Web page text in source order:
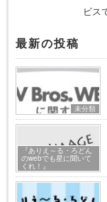
ビス
最新の投稿
未分類
『ありえ～る・ろどん
のwebでも星に聞いて
くれ！』